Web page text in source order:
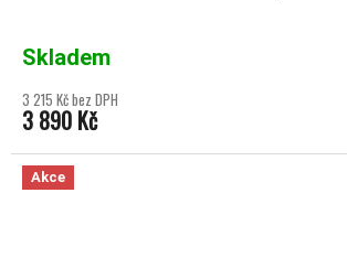
Skladem
3 215 Kč bez DPH
3 890 Kč
Akce